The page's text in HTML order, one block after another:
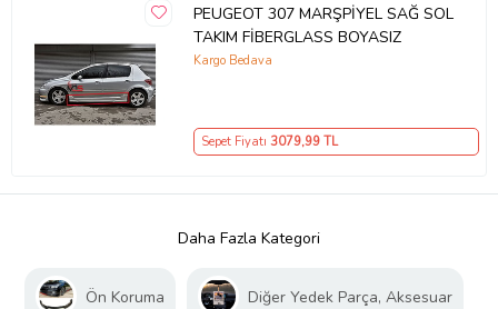
PEUGEOT 307 MARŞPİYEL SAĞ SOL
TAKIM FİBERGLASS BOYASIZ
Kargo Bedava
Sepet Fiyatı 3079,99 TL
Daha Fazla Kategori
Ön Koruma Diğer Yedek Parça, Aksesuar